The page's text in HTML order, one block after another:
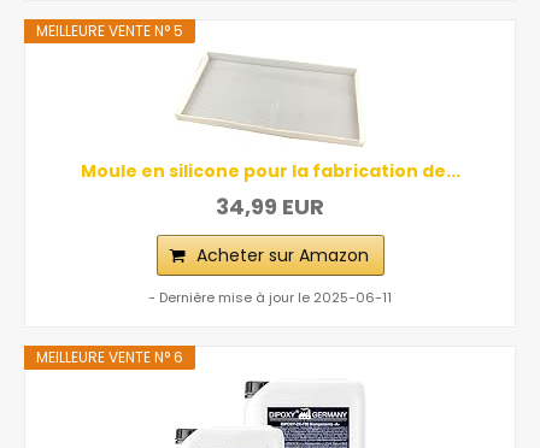
MEILLEURE VENTE N° 5
Moule en silicone pour la fabrication de...
34,99 EUR
Acheter sur Amazon
- Dernière mise à jour le 2025-06-11
MEILLEURE VENTE N° 6